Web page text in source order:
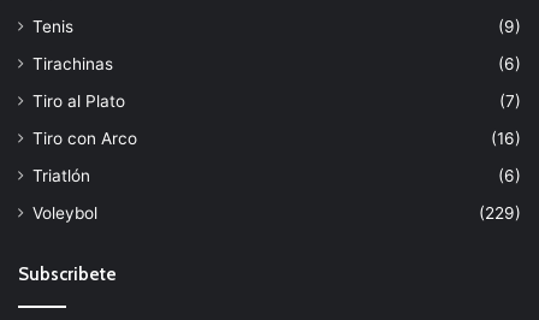
Tenis
(9)
Tirachinas
(6)
Tiro al Plato
(7)
Tiro con Arco
(16)
Triatlón
(6)
Voleybol
(229)
Subscribete